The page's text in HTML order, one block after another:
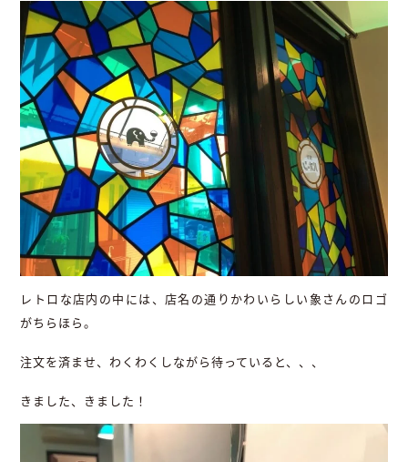
レトロな店内の中には、店名の通りかわいらしい象さんのロゴ
がちらほら。
注文を済ませ、わくわくしながら待っていると、、、
きました、きました！